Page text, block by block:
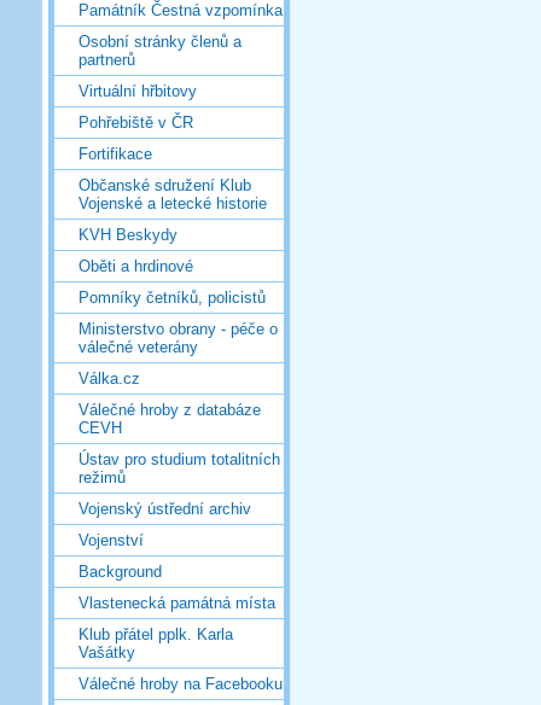
Památník Čestná vzpomínka
Osobní stránky členů a
partnerů
Virtuální hřbitovy
Pohřebiště v ČR
Fortifikace
Občanské sdružení Klub
Vojenské a letecké historie
KVH Beskydy
Oběti a hrdinové
Pomníky četníků, policistů
Ministerstvo obrany - péče o
válečné veterány
Válka.cz
Válečné hroby z databáze
CEVH
Ústav pro studium totalitních
režimů
Vojenský ústřední archiv
Vojenství
Background
Vlastenecká památná místa
Klub přátel pplk. Karla
Vašátky
Válečné hroby na Facebooku